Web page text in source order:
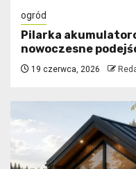
ogród
Pilarka
nowoczesne
19 czerwca, 2026